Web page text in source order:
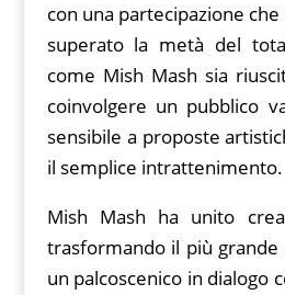
con una partecipazione
superato la metà del
come Mish Mash sia
coinvolgere un pubblico
sensibile a proposte
il semplice intrattenimento.
Mish Mash ha unito
trasformando il più grande
un palcoscenico in dialogo